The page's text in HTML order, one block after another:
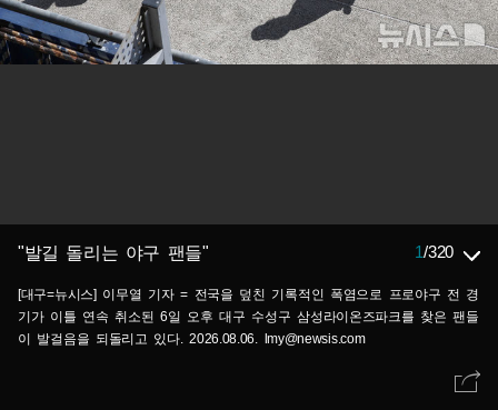
"발길 돌리는 야구 팬들" 1/320
[대구=뉴시스] 이무열 기자 = 전국을 덮친 기록적인 폭염으로 프로야구 전 경
기가 이틀 연속 취소된 6일 오후 대구 수성구 삼성라이온즈파크를 찾은 팬들
이 발걸음을 되돌리고 있다. 2026.08.06. lmy@newsis.com